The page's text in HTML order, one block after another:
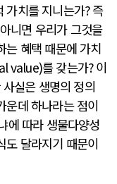
가치를 지니는가?즉
아니면 우리가 그것을
는 혜택 때문에 가치
value)를 갖는가?이
실은 생명의 정의
운데 하나라는 점이
에 따라 생물다양성
도 달라지기 때문이